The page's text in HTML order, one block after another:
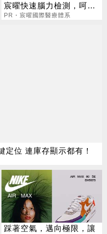
宸曜快速腦力檢測，呵護
老爸腦力
PR・宸曜國際醫療體系
位 連庫存顯示都有！
踩著空氣，邁向極限，讓